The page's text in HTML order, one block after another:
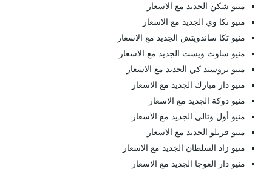
منيو شكن الجديد مع الاسعار
منيو تكا وي الجديد مع الاسعار
منيو تكا ساندويتش الجديد مع الاسعار
منيو ساوث ويست الجديد مع الاسعار
منيو بروستد كي الجديد مع الاسعار
منيو دار مبارك الجديد مع الاسعار
منيو دوكة الجديد مع الاسعار
منيو أول وتالي الجديد مع الاسعار
منيو قريلو الجديد مع الاسعار
منيو زاد السلطان الجديد مع الاسعار
منيو دار العوجا الجديد مع الاسعار